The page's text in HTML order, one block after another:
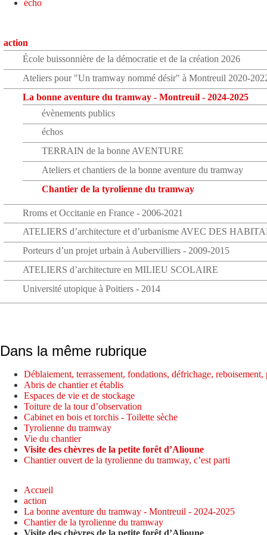
écho
action
École buissonnière de la démocratie et de la création 2026
Ateliers pour "Un tramway nommé désir" à Montreuil 2020-
La bonne aventure du tramway - Montreuil - 2024-2025
évènements publics
échos
TERRAIN de la bonne AVENTURE
Ateliers et chantiers de la bonne aventure du tramway
Chantier de la tyrolienne du tramway
Rroms et Occitanie en France - 2006-2021
ATELIERS d’architecture et d’urbanisme AVEC DES
Porteurs d’un projet urbain à Aubervilliers - 2009-2015
ATELIERS d’architecture en MILIEU SCOLAIRE
Université utopique à Poitiers - 2014
Dans la même rubrique
Déblaiement, terrassement, fondations, défrichage, reboisement,
Abris de chantier et établis
Espaces de vie et de stockage
Toiture de la tour d’observation
Cabinet en bois et torchis - Toilette sèche
Tyrolienne du tramway
Vie du chantier
Visite des chèvres de la petite forêt d’Alioune
Chantier ouvert de la tyrolienne du tramway, c’est parti
Accueil
action
La bonne aventure du tramway - Montreuil - 2024-2025
Chantier de la tyrolienne du tramway
Visite des chèvres de la petite forêt d’Alioune